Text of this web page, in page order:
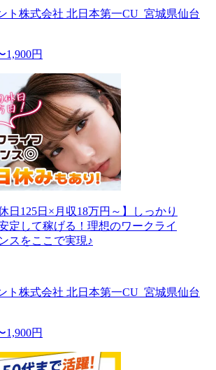
ト株式会社 北日本第一CU_宮城県仙台
1,900円
日125日×月収18万円～】しっかり
定して稼げる！理想のワークライ
スをここで実現♪
ト株式会社 北日本第一CU_宮城県仙台
1,900円